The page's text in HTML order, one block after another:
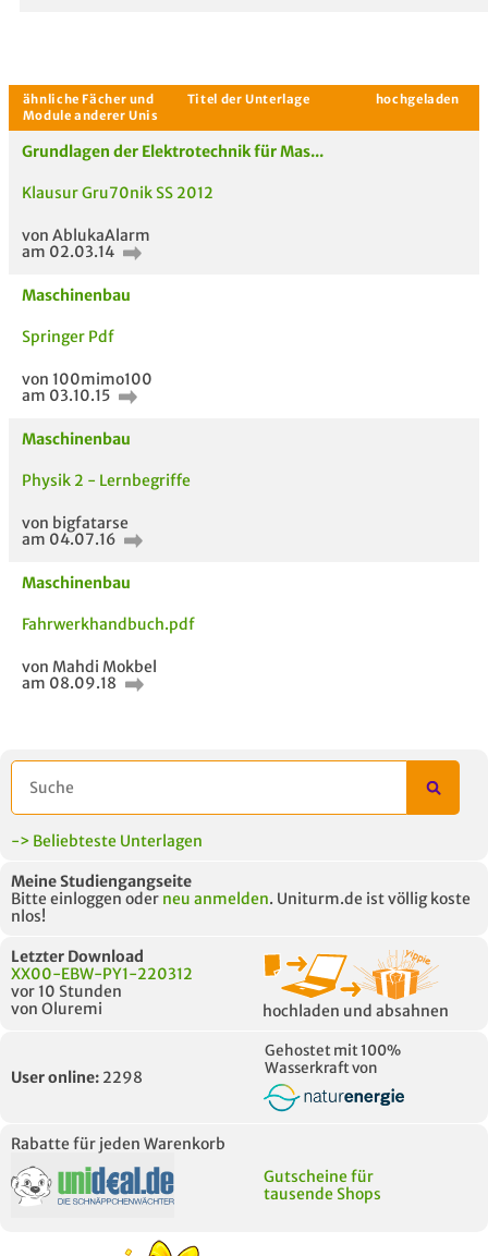
Aktuelle Gespräche
Neues Thema
Module anderer Unis
Grundlagen der Elektrotechnik für Mas...
Klausur Gru70nik SS 2012
von AblukaAlarm
am 02.03.14
Maschinenbau
Springer Pdf
von 100mimo100
am 03.10.15
Maschinenbau
Physik 2 - Lernbegriffe
von bigfatarse
am 04.07.16
Maschinenbau
Fahrwerkhandbuch.pdf
von Mahdi Mokbel
am 08.09.18
-> Beliebteste Unterlagen
Meine Studiengangseite
Bitte einloggen oder neu anmelden. Uniturm.de ist völlig koste
nlos!
Letzter Download
XX00-EBW-PY1-220312
vor 10 Stunden
von Oluremi
hochladen und absahnen
User online: 2298
Gehostet mit 100%
Wasserkraft von
Rabatte für jeden Warenkorb
Gutscheine für
tausende Shops